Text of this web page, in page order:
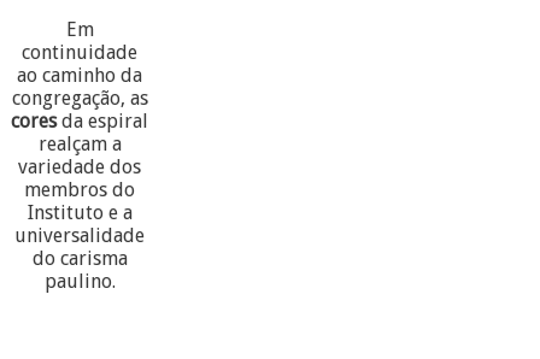
Em
continuidade
ao caminho da
congregação, as
coresda espiral
realçam a
variedade dos
membros do
Instituto e a
universalidade
do carisma
paulino.